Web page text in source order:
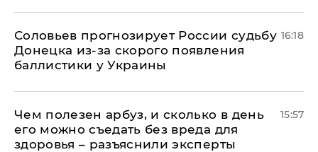
Соловьев прогнозирует России судьбу
Донецка из-за скорого появления
баллистики у Украины
16:18
Чем полезен арбуз, и сколько в день
его можно съедать без вреда для
здоровья – разъяснили эксперты
15:57